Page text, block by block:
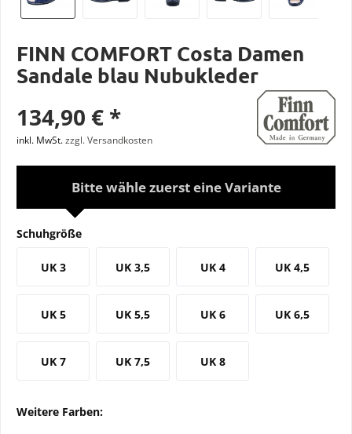
FINN COMFORT Costa Damen
Sandale blau Nubukleder
134,90 € *
inkl. MwSt.zzgl. Versandkosten
Bitte wähle zuerst eine Variante
Schuhgröße
UK 3 UK 3,5 UK 4 UK 4,5
UK 5 UK 5,5 UK 6 UK 6,5
UK 7 UK 7,5 UK 8
Weitere Farben: